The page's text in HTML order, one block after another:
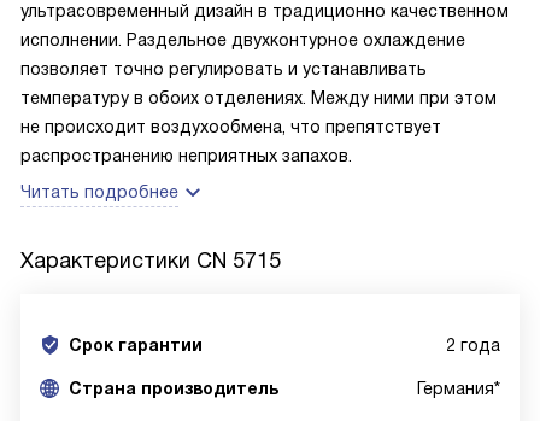
ультрасовременный дизайн в традиционно качественном
исполнении. Раздельное двухконтурное охлаждение
позволяет точно регулировать и устанавливать
температуру в обоих отделениях. Между ними при этом
не происходит воздухообмена, что препятствует
распространению неприятных запахов.
Читать подробнее
Характеристики CN 5715
Срок гарантии 2 года
Cтрана производитель Германия*